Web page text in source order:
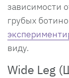
зависимости
грубых
виду.
Wide Leg